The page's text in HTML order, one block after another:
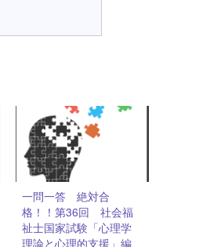
一問一答 絶対合
格！！第36回 社会福
祉士国家試験「心理学
理論と心理的支援」編